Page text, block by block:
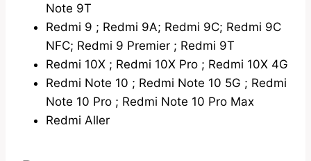
Note 9T
Redmi 9 ; Redmi 9A; Redmi 9C; Redmi 9C
NFC; Redmi 9 Premier ; Redmi 9T
Redmi 10X ; Redmi 10X Pro ; Redmi 10X 4G
Redmi Note 10 ; Redmi Note 10 5G ; Redmi
Note 10 Pro ; Redmi Note 10 Pro Max
Redmi Aller